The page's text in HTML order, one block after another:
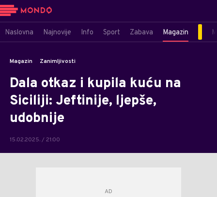
Naslovna Najnovije Info Sport Zabava Magazin
Magazin Zanimljivosti
Dala otkaz i kupila kuću na
Siciliji: Jeftinije, ljepše,
udobnije
15.02.2025. / 21:00